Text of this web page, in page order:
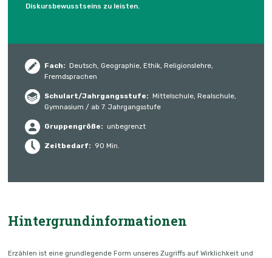
Diskursbewusstseins zu leisten.
Fach: Deutsch, Geographie, Ethik, Religionslehre,
Fremdsprachen
Schulart/Jahrgangs­stufe: Mittelschule, Realschule,
Gymnasium / ab 7. Jahrgangsstufe
Gruppengröße: unbegrenzt
Zeitbedarf: 90 Min.
Hintergrundinformationen
Erzählen ist eine grundlegende Form unseres Zugriffs auf Wirklichkeit und